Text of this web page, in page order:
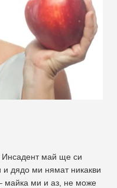
Инсадент май ще си
дядо ми нямат никакви
майка ми и аз, не може